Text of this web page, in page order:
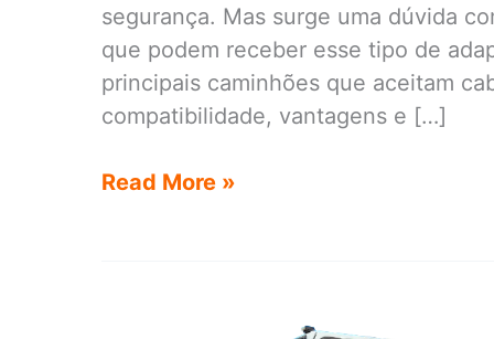
segurança. Mas surge uma dúvida
que podem receber esse tipo de
principais caminhões que aceitam
compatibilidade, vantagens e […]
Principais
Read More »